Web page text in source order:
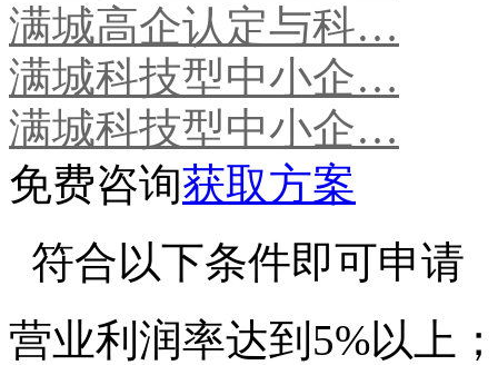
满城高企认定与科…
满城科技型中小企…
满城科技型中小企…
免费咨询获取方案
符合以下条件即可申请
营业利润率达到5%以上